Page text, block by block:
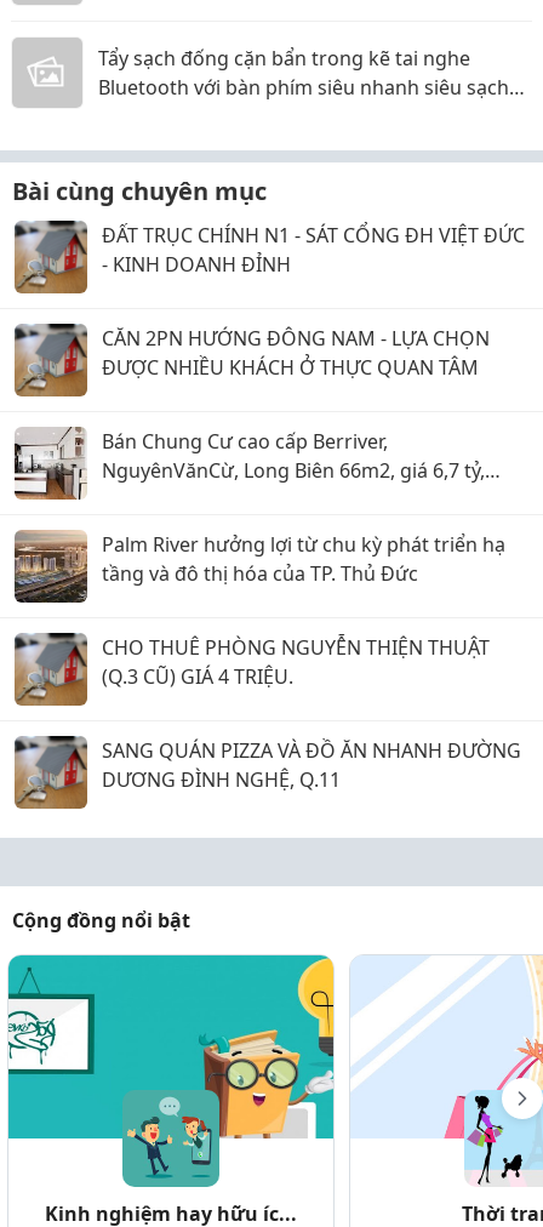
Tẩy sạch đống cặn bẩn trong kẽ tai nghe
Bluetooth với bàn phím siêu nhanh siêu sạch
Bài cùng chuyên mục
ĐẤT TRỤC CHÍNH N1 - SÁT CỔNG ĐH VIỆT ĐỨC
- KINH DOANH ĐỈNH
CĂN 2PN HƯỚNG ĐÔNG NAM - LỰA CHỌN
ĐƯỢC NHIỀU KHÁCH Ở THỰC QUAN TÂM
Bán Chung Cư cao cấp Berriver,
NguyênVănCừ, Long Biên 66m2, giá 6,7 tỷ,
Palm River hưởng lợi từ chu kỳ phát triển hạ
tầng và đô thị hóa của TP. Thủ Đức
CHO THUÊ PHÒNG NGUYỄN THIỆN THUẬT
(Q.3 CŨ) GIÁ 4 TRIỆU.
SANG QUÁN PIZZA VÀ ĐỒ ĂN NHANH ĐƯỜNG
DƯƠNG ĐÌNH NGHỆ, Q.11
Cộng đồng nổi bật
Kinh nghiệm hay hữu íc... Thời